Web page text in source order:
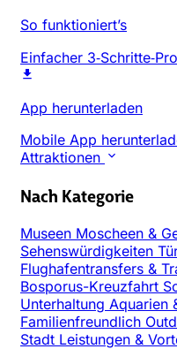
So funktioniert’s
Einfacher
App herunterladen
Mobile App
Attraktionen
Nach Kategorie
Museen Moscheen &
Sehenswürdigkeiten
Flughafentransfers &
Bosporus-Kreuzfahrt
Unterhaltung Aquarien
Familienfreundlich
Stadt Leistungen &